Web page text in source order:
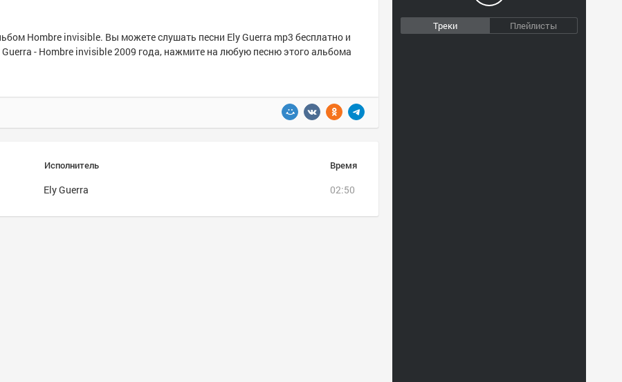
Треки Плейлисты
Hombre invisible. Вы можете слушать песни Ely Guerra mp3 бесплатно и
Guerra - Hombre invisible 2009 года, нажмите на любую песню этого альбома
Исполнитель Время
Ely Guerra 02:50